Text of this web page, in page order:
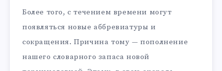
Более того, с течением времени могут
появляться новые аббревиатуры и
сокращения. Причина тому — пополнение
нашего словарного запаса новой